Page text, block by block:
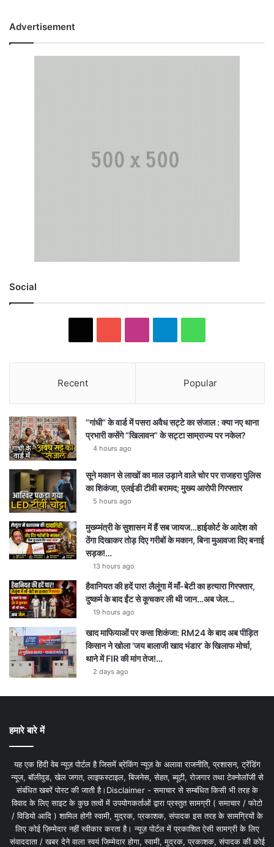
Advertisement
Social
Recent Popular
“गांधी” के वार्ड में पसरा अवैध सट्टे का संजाल : क्या नए थाना
प्रभारी कसेंगे “खिलावन” के सट्टा साम्राज्य पर नकेल?
4 hours ago
सूने मकान से लाखों का माल उड़ाने वाले चोर पर राजहरा पुलिस
का शिकंजा, एलईडी टीवी बरामद; मुख्य आरोपी गिरफ्तार
5 hours ago
मुख्य्मंत्री के सुशासन में हैं सब जायज…हाईकोर्ट के आदेश को
ठेंगा दिखाकर तोड़ दिए गरीबों के मकान, बिना मुआवजा दिए बनाई
सड़क!…
13 hours ago
हैवानियत की हदें पार! लैलूंगा में माँ-बेटी का हत्यारा गिरफ्तार,
दुष्कर्म के बाद ईंट से कूचकर ली थी जान…अब जेल…
19 hours ago
खाद माफियाओं पर कसा शिकंजा: RM24 के बाद अब पीड़ित
किसान ने खोला ‘जय बालाजी खाद भंडार’ के खिलाफ मोर्चा,
थाने में FIR की मांग तेज!…
2 days ago
हमारे बारे में
यह एक हिंदी वेब न्यूज़ पोर्टल है जिसमें ब्रेकिंग न्यूज़ के अलावा राजनीति, प्रशासन, ट्रेंडिंग
न्यूज, बॉलीवुड, खेल जगत, लाइफस्टाइल, बिजनेस, सेहत, ब्यूटी, रोजगार तथा टेक्नोलॉजी से
संबंधित खबरें पोस्ट की जाती है।Disclaimer - समाचार से सम्बंधित किसी भी तरह के
विवाद के लिए साइट के कुछ तत्वों में उपयोगकर्ताओं द्वारा प्रस्तुत सामग्री ( समाचार / फोटो
/ विडियो आदि ) शामिल होगी स्वामी, मुद्रक, प्रकाशक, संपादक इस तरह के सामग्रियों के
लिए कोई ज़िम्मेदार नहीं स्वीकार करता है। न्यूज़ पोर्टल में प्रकाशित ऐसी सामग्री के लिए
संवाददाता / खबर देने वाला स्वयं जिम्मेदार होगा, स्वामी, मुद्रक, प्रकाशक, संपादक की कोई